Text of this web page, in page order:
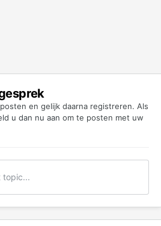
en gelijk daarna registreren. Als
u dan nu aan om te posten met uw
topic...